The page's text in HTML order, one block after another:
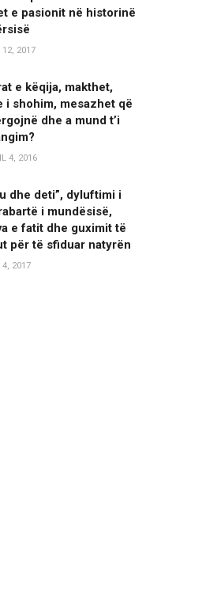
e pasionit në historinë
12, 2017
e këqija, makthet,
i shohim, mesazhet që
dhe a mund t’i
4, 2016
dhe deti”, dyluftimi i
i mundësisë,
e fatit dhe guximit të
për të sfiduar natyrën
4, 2017